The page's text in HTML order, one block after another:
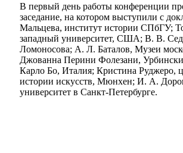
В первый день работы конференции
заседание, на котором выступили с
Мальцева, институт истории СПбГУ;
западный университет, США; В. В.
Ломоносова; А. Л. Баталов, Музеи
Джованна Перини Фолезани,
Карло Бо, Италия; Кристина Руджеро,
истории искусств, Мюнхен; И. А.
университет в Санкт-Петербурге.